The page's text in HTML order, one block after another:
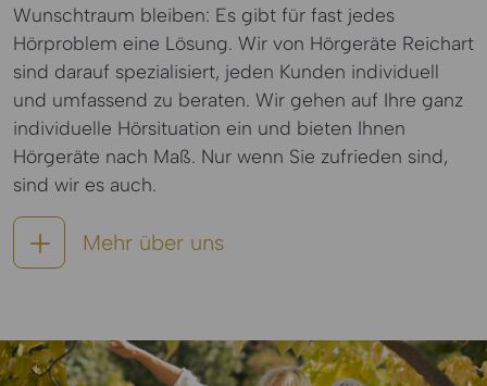
Wunschtraum bleiben: Es gibt für fast jedes
Hörproblem eine Lösung. Wir von Hörgeräte Reichart
sind darauf spezialisiert, jeden Kunden individuell
und umfassend zu beraten. Wir gehen auf Ihre ganz
individuelle Hörsituation ein und bieten Ihnen
Hörgeräte nach Maß. Nur wenn Sie zufrieden sind,
sind wir es auch.
Mehr über uns